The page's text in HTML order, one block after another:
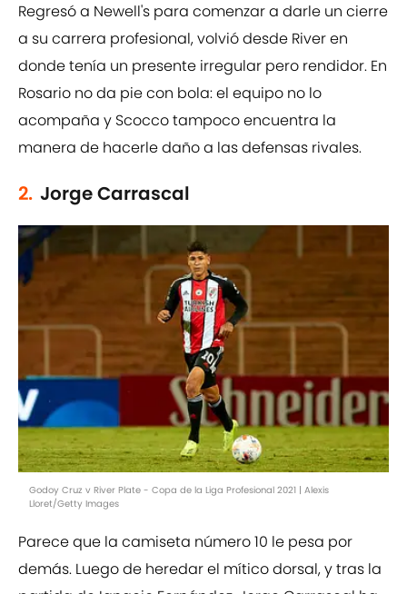
Regresó a Newell's para comenzar a darle un cierre
a su carrera profesional, volvió desde River en
donde tenía un presente irregular pero rendidor. En
Rosario no da pie con bola: el equipo no lo
acompaña y Scocco tampoco encuentra la
manera de hacerle daño a las defensas rivales.
2. Jorge Carrascal
Godoy Cruz v River Plate - Copa de la Liga Profesional 2021 | Alexis
Lloret/Getty Images
Parece que la camiseta número 10 le pesa por
demás. Luego de heredar el mítico dorsal, y tras la